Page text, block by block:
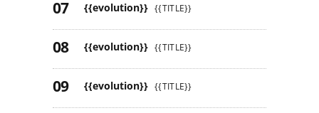
{{evolution}} {{TITLE}}
{{evolution}} {{TITLE}}
{{evolution}} {{TITLE}}